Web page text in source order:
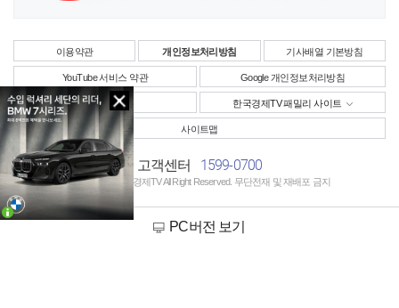
이용약관 개인정보처리방침 기사배열 기본방침
YouTube 서비스 약관 Google 개인정보처리방침
사업자정보 한국경제TV 패밀리 사이트
사이트맵
고객센터 1599-0700
Copyright © 한국경제TV All Right Reserved. 무단전재 및 재배포 금지
PC버전 보기